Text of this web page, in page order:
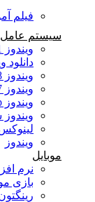
فیلم
سیستم عامل
ویندوز 11
دانلود
ویندوز 8 و 8.1
ویندوز 7
ویندوز xp
ویندوز
موبایل
نرم
بازی